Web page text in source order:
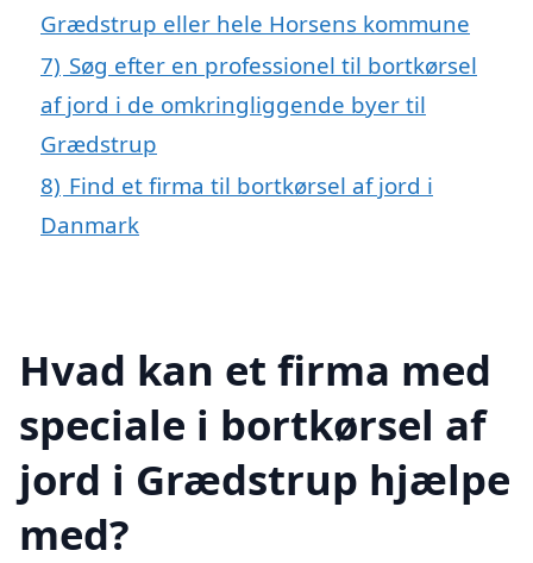
Grædstrup eller hele Horsens kommune
7) Søg efter en professionel til bortkørsel
af jord i de omkringliggende byer til
Grædstrup
8) Find et firma til bortkørsel af jord i
Danmark
Hvad kan et firma med
speciale i bortkørsel af
jord i Grædstrup hjælpe
med?